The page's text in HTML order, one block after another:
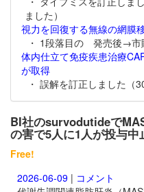
ました）
視力を回復する無線の網膜
・ 1段落目の 発売後→市
体内仕立て免疫疾患治療
が取得
・ 誤解を訂正しました（
BI社のsurvodutideで
の害で5人に1人が投与中
Free!
2026-06-09 | コメント